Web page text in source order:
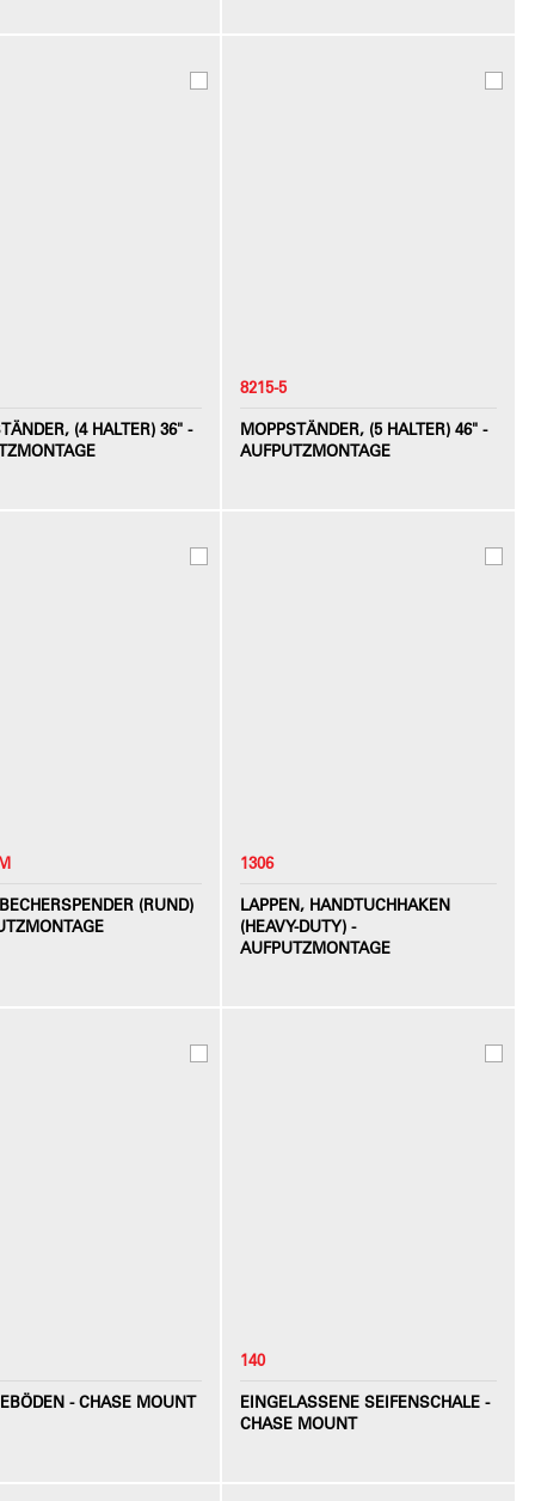
(4 HALTER) 36" -
8215-5
MOPPSTÄNDER, (5 HALTER) 46" -
AUFPUTZMONTAGE
(RUND)
1306
LAPPEN, HANDTUCHHAKEN
(HEAVY-DUTY) -
AUFPUTZMONTAGE
- CHASE MOUNT
140
EINGELASSENE SEIFENSCHALE -
CHASE MOUNT